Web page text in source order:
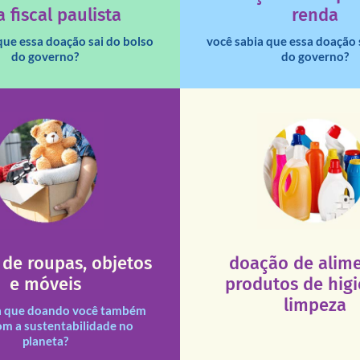
fiscal paulista
essa doação sai do bolso
do governo?
renda
você sabia que essa
do governo?
roupas, objetos
e móveis
que doando você também
a sustentabilidade no
planeta?
doações recebidas são
e divididas entre nossas
assim como outras
necessitadas.
sexta, das 8h30 às 11h30 e
às 17h30 (sextas até às
16h30).
fale conosco
doação de
produtos de
limpeza
Esses tipos de produtos
necessários em nossas
que a excelência de nosso
atendimento seja sempre
Você pode doar esses
Aliança Liberal, 84 – Vila
De segunda a sábado, das
fale conosco